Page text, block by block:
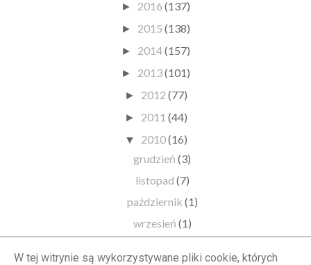
► 2016 (137)
► 2015 (138)
► 2014(157)
► 2013(101)
► 2012 (77)
► 2011 (44)
▼ 2010(16)
grudzień(3)
listopad (7)
październik (1)
wrzesień (1)
W tej witrynie są wykorzystywane pliki cookie, których